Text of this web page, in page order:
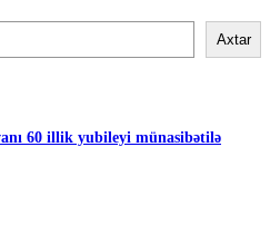
Axtar
60 illik yubileyi münasibətilə